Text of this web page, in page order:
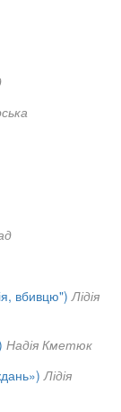
вбивцю") Лідія
Надія Кметюк
Лідія